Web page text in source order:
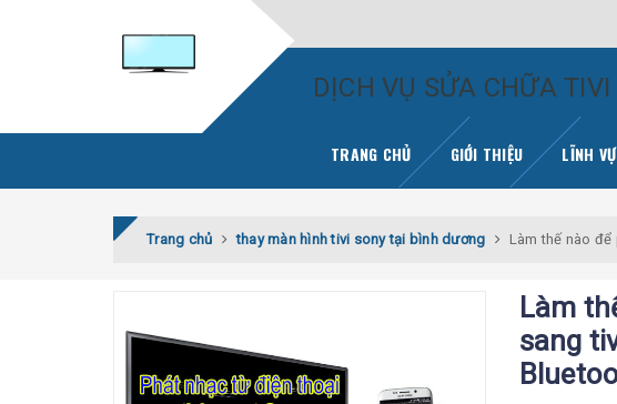
DỊCH VỤ SỬA CHỮA
TRANG CHỦ GIỚI THIỆU LĨNH
Trang chủ thay màn hình tivi sony tại bình dương Làm thế nào
Làm
sang